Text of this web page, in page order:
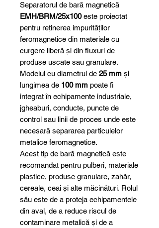
Separatorul de bară magnetică
EMH/BRM/25x100este proiectat
pentru reținerea impurităților
feromagnetice din materiale cu
curgere liberă și din fluxuri de
produse uscate sau granulare.
Modelul cu diametrul de 25 mm și
lungimea de 100 mm poate fi
integrat în echipamente industriale,
jgheaburi, conducte, puncte de
control sau linii de proces unde este
necesară separarea particulelor
metalice feromagnetice.
Acest tip de bară magnetică este
recomandat pentru pulberi, materiale
plastice, produse granulare, zahăr,
cereale, ceai și alte măcinături. Rolul
său este de a proteja echipamentele
din aval, de a reduce riscul de
contaminare metalică și de a